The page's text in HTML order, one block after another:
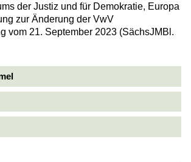
der Justiz und für Demokratie, Europa
zur Änderung der VwV
vom 21. September 2023 (SächsJMBl.